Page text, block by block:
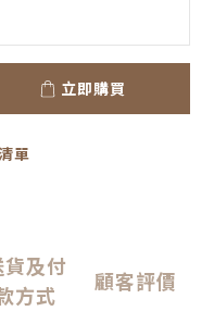
立即購買
單
貨及付
方式
顧客評價